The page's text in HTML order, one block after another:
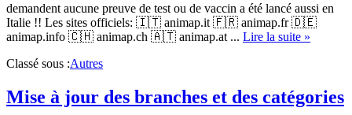
demandent aucune preuve de test ou de vaccin a été lancé aussi en
Italie !! Les sites officiels: 🇮🇹 animap.it 🇫🇷 animap.fr 🇩🇪
animap.info 🇨🇭 animap.ch 🇦🇹 animap.at ... Lire la suite »
en
Italie
Classé sous :Autres
Mise à jour des branches et des catégories